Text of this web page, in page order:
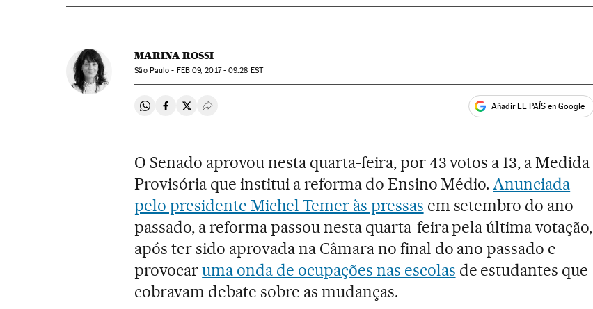
MARINA ROSSI
São Paulo - FEB09, 2017 - 09:28 EST
Compartir en Whatsapp
Compartir en Facebook
Compartir en Twitter
Desplegar Redes Sociales Añadir EL PAÍS en Google
O Senado aprovou nesta quarta-feira, por 43 votos a 13, a Medida
Provisória que institui a reforma do Ensino Médio.Anunciada
pelo presidente Michel Temer às pressas em setembro do ano
passado, a reforma passou nesta quarta-feira pela última votação,
após ter sido aprovada na Câmara no final do ano passado e
provocaruma onda de ocupações nas escolas de estudantes que
cobravam debate sobre as mudanças.